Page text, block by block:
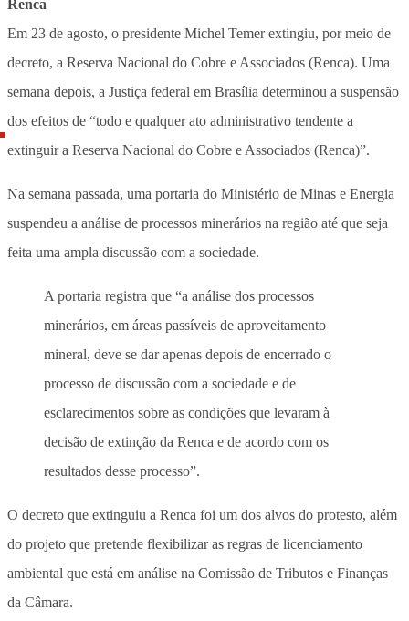
Renca
Em 23 de agosto, o presidente Michel Temer extingiu, por meio de
decreto, a Reserva Nacional do Cobre e Associados (Renca). Uma
semana depois, a Justiça federal em Brasília determinou a suspensão
dos efeitos de “todo e qualquer ato administrativo tendente a
extinguir a Reserva Nacional do Cobre e Associados (Renca)”.
Na semana passada, uma portaria do Ministério de Minas e Energia
suspendeu a análise de processos minerários na região até que seja
feita uma ampla discussão com a sociedade.
A portaria registra que “a análise dos processos
minerários, em áreas passíveis de aproveitamento
mineral, deve se dar apenas depois de encerrado o
processo de discussão com a sociedade e de
esclarecimentos sobre as condições que levaram à
decisão de extinção da Renca e de acordo com os
resultados desse processo”.
O decreto que extinguiu a Renca foi um dos alvos do protesto, além
do projeto que pretende flexibilizar as regras de licenciamento
ambiental que está em análise na Comissão de Tributos e Finanças
da Câmara.